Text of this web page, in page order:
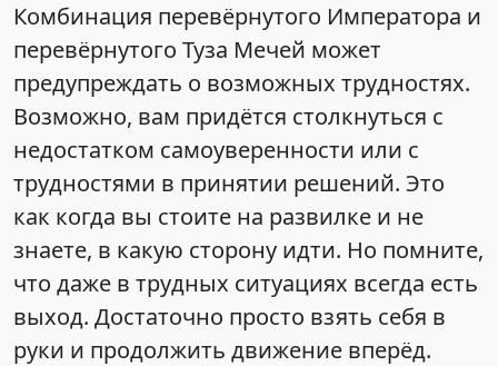
Комбинация перевёрнутого Императора и
перевёрнутого Туза Мечей может
предупреждать о возможных трудностях.
Возможно, вам придётся столкнуться с
недостатком самоуверенности или с
трудностями в принятии решений. Это
как когда вы стоите на развилке и не
знаете, в какую сторону идти. Но помните,
что даже в трудных ситуациях всегда есть
выход. Достаточно просто взять себя в
руки и продолжить движение вперёд.